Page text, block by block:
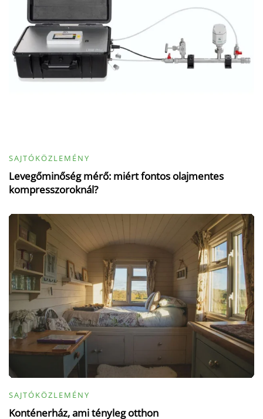
SAJTÓKÖZLEMÉNY
Levegőminőség mérő: miért fontos olajmentes
kompresszoroknál?
SAJTÓKÖZLEMÉNY
Konténerház, ami tényleg otthon